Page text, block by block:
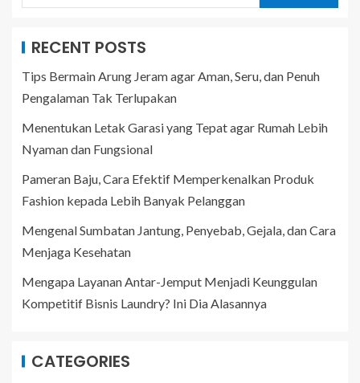
RECENT POSTS
Tips Bermain Arung Jeram agar Aman, Seru, dan Penuh
Pengalaman Tak Terlupakan
Menentukan Letak Garasi yang Tepat agar Rumah Lebih
Nyaman dan Fungsional
Pameran Baju, Cara Efektif Memperkenalkan Produk
Fashion kepada Lebih Banyak Pelanggan
Mengenal Sumbatan Jantung, Penyebab, Gejala, dan Cara
Menjaga Kesehatan
Mengapa Layanan Antar-Jemput Menjadi Keunggulan
Kompetitif Bisnis Laundry? Ini Dia Alasannya
CATEGORIES